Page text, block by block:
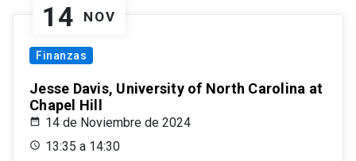
14 NOV
Finanzas
Jesse Davis, University of North Carolina at
Chapel Hill
14 de Noviembre de 2024
13:35 a 14:30